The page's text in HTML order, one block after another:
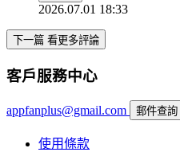
2026.07.01 18:33
下一篇 看更多評論
客戶服務中心
appfanplus@gmail.com 郵件查詢
使用條款